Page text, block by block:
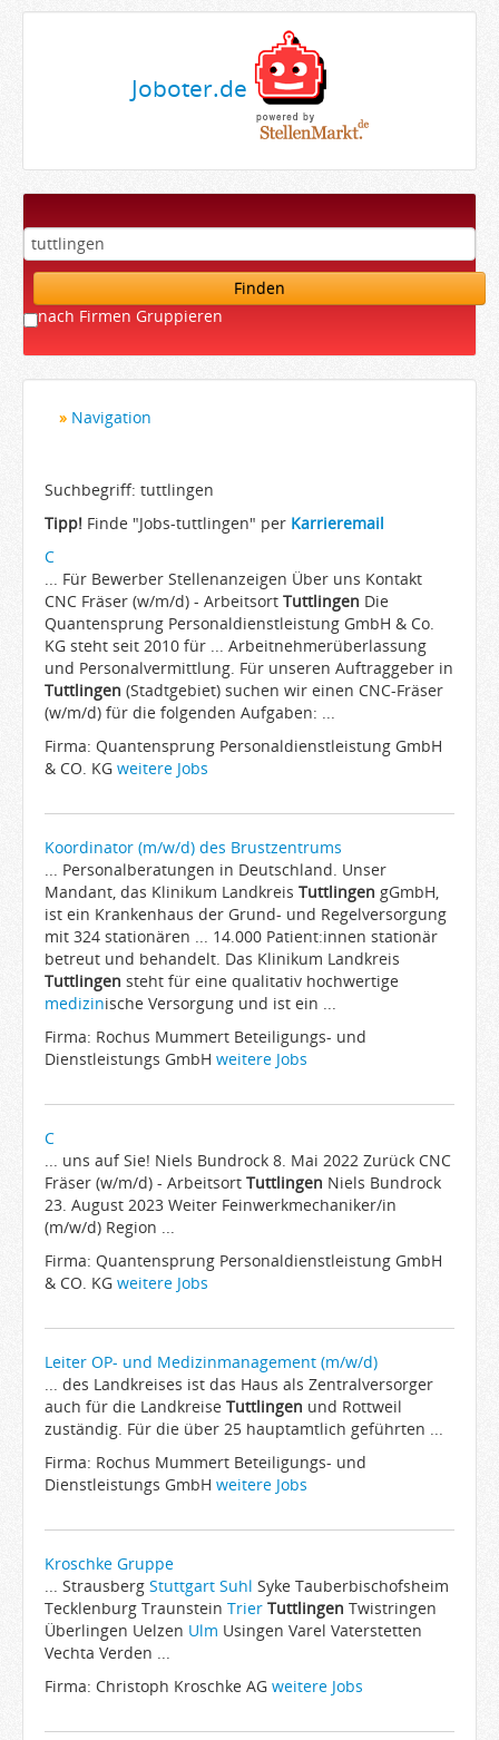
Joboter.de
Finden
nach Firmen Gruppieren
Navigation
Bewerber
Arbeitgeber
Karrieremail
JobWiki
Berufe
Städte
Karriere
Impressum
Suchbegriff: tuttlingen
Tipp! Finde "Jobs-tuttlingen" per Karrieremail
C
... Für Bewerber Stellenanzeigen Über uns Kontakt
CNC Fräser (w/m/d) - Arbeitsort Tuttlingen Die
Quantensprung Personaldienstleistung GmbH & Co.
KG steht seit 2010 für ... Arbeitnehmerüberlassung
und Personalvermittlung. Für unseren Auftraggeber in
Tuttlingen (Stadtgebiet) suchen wir einen CNC-Fräser
(w/m/d) für die folgenden Aufgaben: ...
Firma: Quantensprung Personaldienstleistung GmbH
& CO. KG weitere Jobs
Koordinator (m/w/d) des Brustzentrums
... Personalberatungen in Deutschland. Unser
Mandant, das Klinikum Landkreis Tuttlingen gGmbH,
ist ein Krankenhaus der Grund- und Regelversorgung
mit 324 stationären ... 14.000 Patient:innen stationär
betreut und behandelt. Das Klinikum Landkreis
Tuttlingen steht für eine qualitativ hochwertige
medizinische Versorgung und ist ein ...
Firma: Rochus Mummert Beteiligungs- und
Dienstleistungs GmbH weitere Jobs
C
... uns auf Sie! Niels Bundrock 8. Mai 2022 Zurück CNC
Fräser (w/m/d) - Arbeitsort Tuttlingen Niels Bundrock
23. August 2023 Weiter Feinwerkmechaniker/in
(m/w/d) Region ...
Firma: Quantensprung Personaldienstleistung GmbH
& CO. KG weitere Jobs
Leiter OP- und Medizinmanagement (m/w/d)
... des Landkreises ist das Haus als Zentralversorger
auch für die Landkreise Tuttlingen und Rottweil
zuständig. Für die über 25 hauptamtlich geführten ...
Firma: Rochus Mummert Beteiligungs- und
Dienstleistungs GmbH weitere Jobs
Kroschke Gruppe
... Strausberg Stuttgart Suhl Syke Tauberbischofsheim
Tecklenburg Traunstein Trier Tuttlingen Twistringen
Überlingen Uelzen Ulm Usingen Varel Vaterstetten
Vechta Verden ...
Firma: Christoph Kroschke AG weitere Jobs